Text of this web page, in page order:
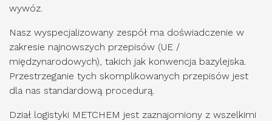
wywóz.
Nasz wyspecjalizowany zespół ma doświadczenie w
zakresie najnowszych przepisów (UE /
międzynarodowych), takich jak konwencja bazylejska.
Przestrzeganie tych skomplikowanych przepisów jest
dla nas standardową procedurą.
Dział logistyki METCHEM jest zaznajomiony z wszelkimi